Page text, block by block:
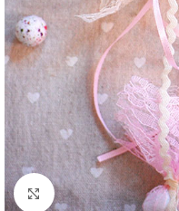
Click to enlarge